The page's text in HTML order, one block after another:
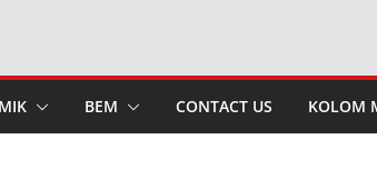
BEM CONTACT US KOLOM